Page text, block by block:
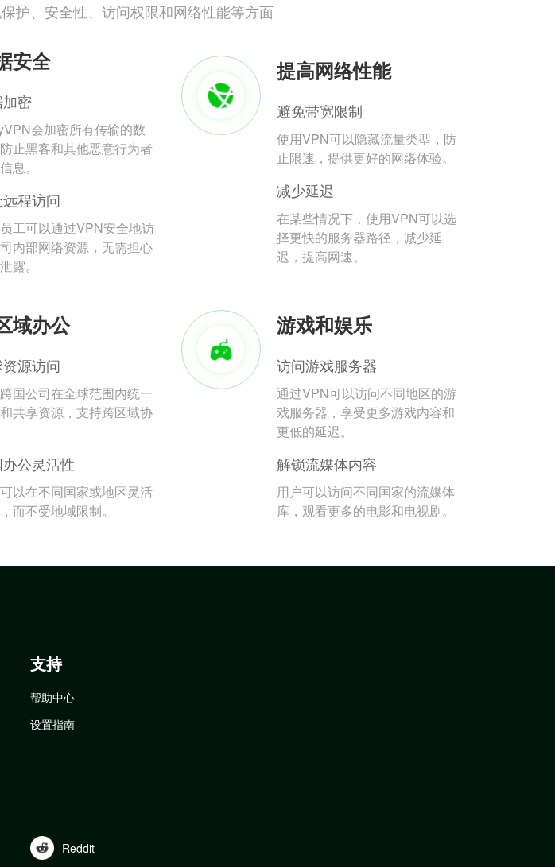
护、安全性、访问权限和网络性能等方面
安全
密
会加密所有传输的数
止黑客和其他恶意行为者
息。
程访问
工可以通过VPN安全地访
内部网络资源，无需担心
露。
提高网络性能
避免带宽限制
使用VPN可以隐藏流量类型，防
止限速，提供更好的网络体验。
减少延迟
在某些情况下，使用VPN可以选
择更快的服务器路径，减少延
迟，提高网速。
域办公
源访问
国公司在全球范围内统一
共享资源，支持跨区域协
公灵活性
以在不同国家或地区灵活
而不受地域限制。
游戏和娱乐
访问游戏服务器
通过VPN可以访问不同地区的游
戏服务器，享受更多游戏内容和
更低的延迟。
解锁流媒体内容
用户可以访问不同国家的流媒体
库，观看更多的电影和电视剧。
支持
帮助中心
设置指南
Reddit